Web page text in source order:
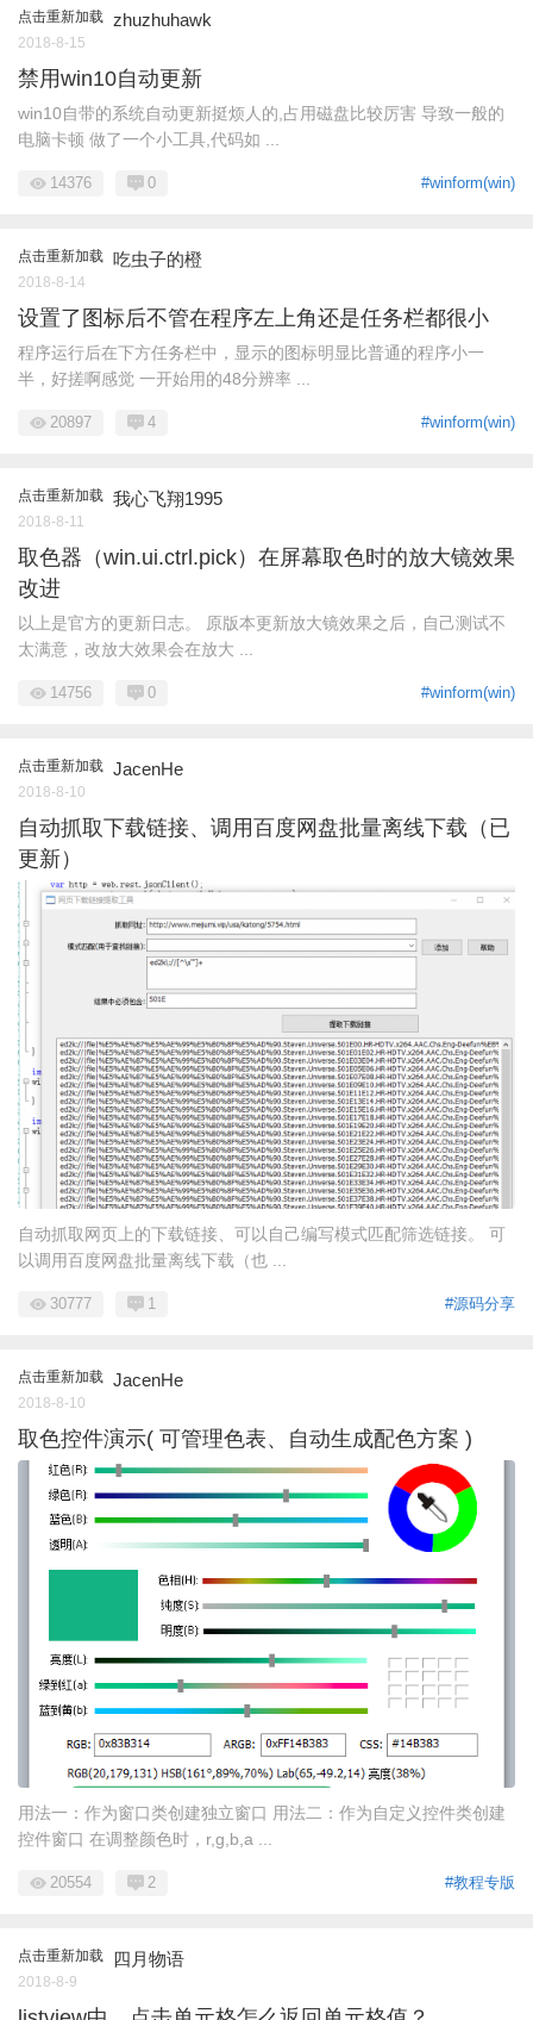
点击重新加载 zhuzhuhawk
2018-8-15
禁用win10自动更新
win10自带的系统自动更新挺烦人的,占用磁盘比较厉害 导致一般的
电脑卡顿 做了一个小工具,代码如 ...
#winform(win)
14376 0
点击重新加载 吃虫子的橙
2018-8-14
设置了图标后不管在程序左上角还是任务栏都很小
程序运行后在下方任务栏中，显示的图标明显比普通的程序小一
半，好搓啊感觉 一开始用的48分辨率 ...
#winform(win)
20897 4
点击重新加载 我心飞翔1995
2018-8-11
取色器（win.ui.ctrl.pick）在屏幕取色时的放大镜效果
改进
以上是官方的更新日志。 原版本更新放大镜效果之后，自己测试不
太满意，改放大效果会在放大 ...
#winform(win)
14756 0
点击重新加载 JacenHe
2018-8-10
自动抓取下载链接、调用百度网盘批量离线下载（已
更新）
自动抓取网页上的下载链接、可以自己编写模式匹配筛选链接。 可
以调用百度网盘批量离线下载（也 ...
#源码分享
30777 1
点击重新加载 JacenHe
2018-8-10
取色控件演示( 可管理色表、自动生成配色方案 )
用法一：作为窗口类创建独立窗口 用法二：作为自定义控件类创建
控件窗口 在调整颜色时，r,g,b,a ...
#教程专版
20554 2
点击重新加载 四月物语
2018-8-9